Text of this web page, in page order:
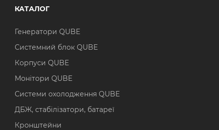
КАТАЛОГ
Генератори QUBE
Системний блок QUBE
Корпуси QUBE
Монітори QUBE
Системи охолодження QUBE
ДБЖ, стабілізатори, батареї
Кронштейни